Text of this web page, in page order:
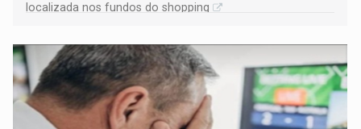
localizada nos fundos do shopping